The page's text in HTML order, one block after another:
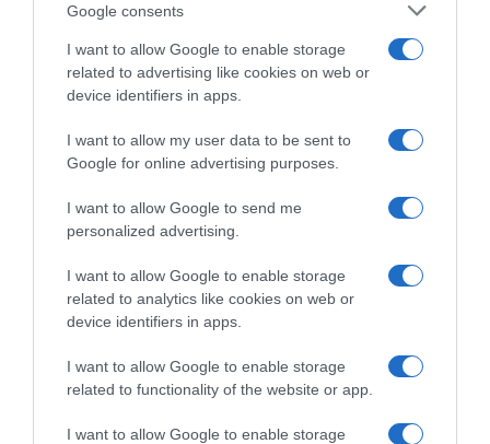
Google consents
I want to allow Google to enable storage
related to advertising like cookies on web or
device identifiers in apps.
I want to allow my user data to be sent to
Google for online advertising purposes.
I want to allow Google to send me
personalized advertising.
I want to allow Google to enable storage
related to analytics like cookies on web or
device identifiers in apps.
I want to allow Google to enable storage
related to functionality of the website or app.
I want to allow Google to enable storage
ΣΧΟΛΙΑ